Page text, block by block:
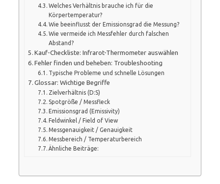
Welches Verhältnis brauche ich für die
Körpertemperatur?
Wie beeinflusst der Emissionsgrad die Messung?
Wie vermeide ich Messfehler durch falschen
Abstand?
Kauf-Checkliste: Infrarot-Thermometer auswählen
Fehler finden und beheben: Troubleshooting
Typische Probleme und schnelle Lösungen
Glossar: Wichtige Begriffe
Zielverhältnis (D:S)
Spotgröße / Messfleck
Emissionsgrad (Emissivity)
Feldwinkel / Field of View
Messgenauigkeit / Genauigkeit
Messbereich / Temperaturbereich
Ähnliche Beiträge: